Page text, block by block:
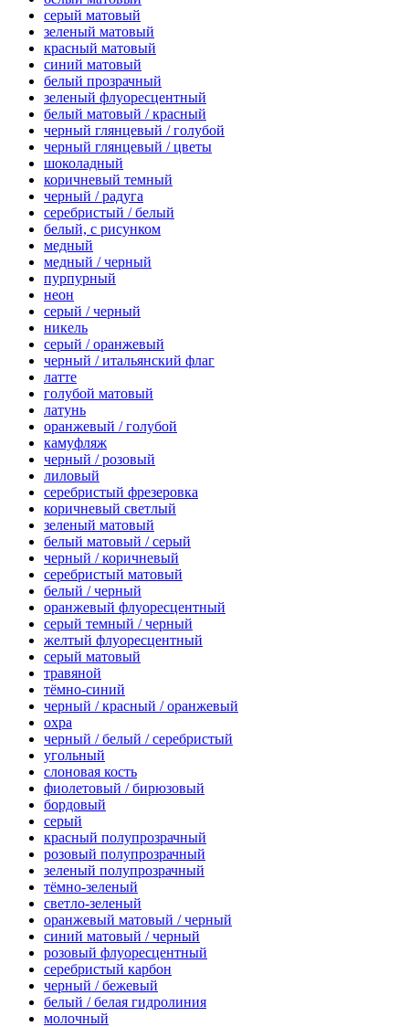
серый матовый
зеленый матовый
красный матовый
синий матовый
белый прозрачный
зеленый флуоресцентный
белый матовый / красный
черный глянцевый / голубой
черный глянцевый / цветы
шоколадный
коричневый темный
черный / радуга
серебристый / белый
белый, с рисунком
медный
медный / черный
пурпурный
неон
серый / черный
никель
серый / оранжевый
черный / итальянский флаг
латте
голубой матовый
латунь
оранжевый / голубой
камуфляж
черный / розовый
лиловый
серебристый фрезеровка
коричневый светлый
зеленый матовый
белый матовый / серый
черный / коричневый
серебристый матовый
белый / черный
оранжевый флуоресцентный
серый темный / черный
желтый флуоресцентный
серый матовый
травяной
тёмно-синий
черный / красный / оранжевый
охра
черный / белый / серебристый
угольный
слоновая кость
фиолетовый / бирюзовый
бордовый
серый
красный полупрозрачный
розовый полупрозрачный
зеленый полупрозрачный
тёмно-зеленый
светло-зеленый
оранжевый матовый / черный
синий матовый / черный
розовый флуоресцентный
серебристый карбон
черный / бежевый
белый / белая гидролиния
молочный